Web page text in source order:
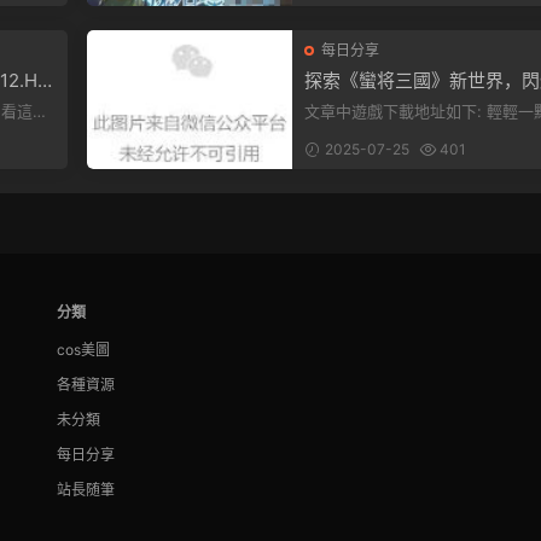
界
每日分享
探索《蠻将三國》新世界，
之光換皮，共赴手遊盛宴！
文章中遊戲下載地址如下: 輕輕一點，
看到...
2025-07-25 401
分類
cos美圖
各種資源
未分類
每日分享
站長随筆